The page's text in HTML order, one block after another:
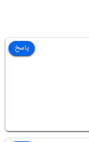
پاسخ